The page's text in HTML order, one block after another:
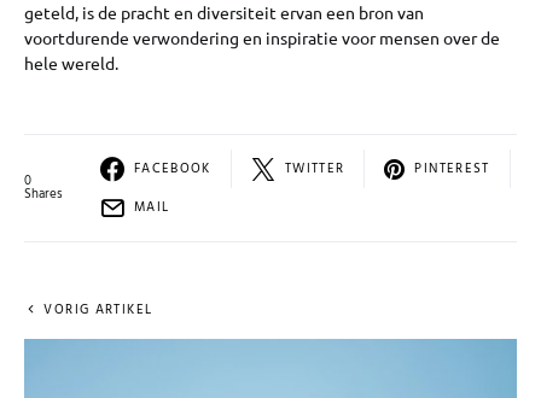
geteld, is de pracht en diversiteit ervan een bron van
voortdurende verwondering en inspiratie voor mensen over de
hele wereld.
0
Shares
FACEBOOK TWITTER
PINTEREST
MAIL
VORIG ARTIKEL